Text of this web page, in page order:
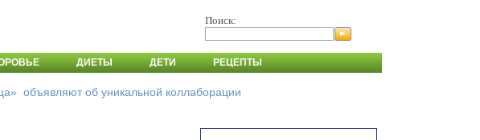
Поиск:
ДИЕТЫ ДЕТИ РЕЦЕПТЫ
объявляют об уникальной коллаборации